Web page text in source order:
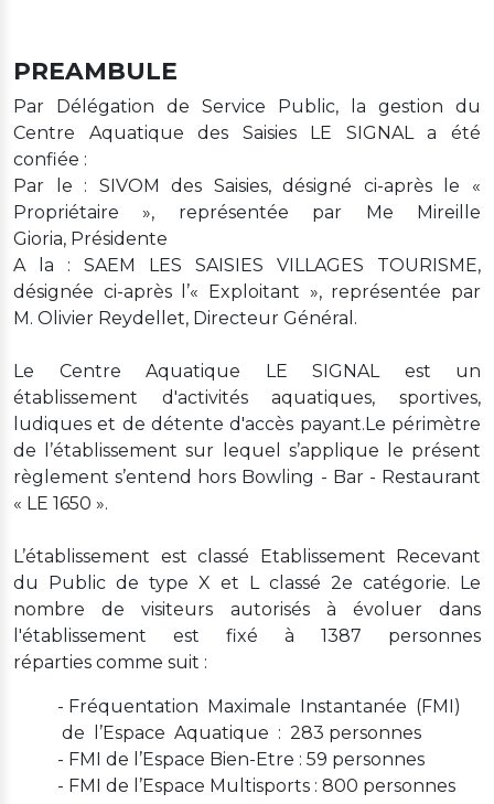
PREAMBULE
Par Délégation de Service Public, la gestion du
Centre Aquatique des Saisies LE SIGNAL a été
confiée :
Par le : SIVOM des Saisies, désigné ci-après le «
Propriétaire », représentée par Me Mireille
Gioria, Présidente
A la : SAEM LES SAISIES VILLAGES TOURISME,
désignée ci-après l’« Exploitant », représentée par
M. Olivier Reydellet, Directeur Général.
Le Centre Aquatique LE SIGNAL est un
établissement d'activités aquatiques, sportives,
ludiques et de détente d'accès payant.Le périmètre
de l’établissement sur lequel s’applique le présent
règlement s’entend hors Bowling - Bar - Restaurant
« LE 1650 ».
L’établissement est classé Etablissement Recevant
du Public de type X et L classé 2e catégorie. Le
nombre de visiteurs autorisés à évoluer dans
l'établissement est fixé à 1387 personnes
réparties comme suit :
- Fréquentation Maximale Instantanée (FMI)
de l’Espace Aquatique : 283 personnes
- FMI de l’Espace Bien-Etre : 59 personnes
- FMI de l’Espace Multisports : 800 personnes